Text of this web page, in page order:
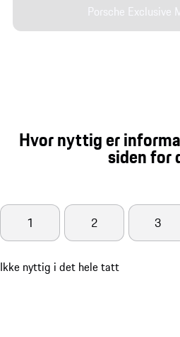
Porsche Exclusive
Hvor nyttig er
siden for
Ikke nyttig i det hele tatt
1 2 3